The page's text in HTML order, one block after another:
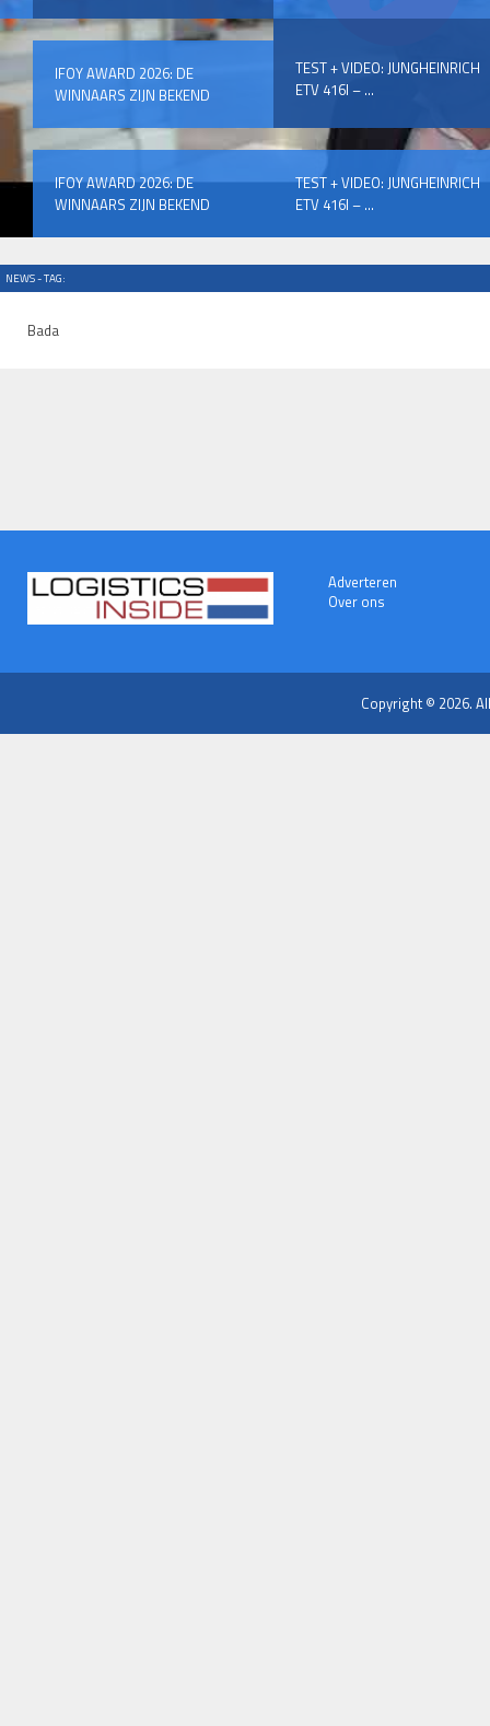
IFOY AWARD 2026: DE
WINNAARS ZIJN BEKEND
TEST + VIDEO: JUNGHEINRICH
ETV 416I – ...
IFOY AWARD 2026: DE
WINNAARS ZIJN BEKEND
TEST + VIDEO: JUNGHEINRICH
ETV 416I – ...
NEWS - TAG:
Bada
Adverteren
Over ons
Copyright © 2026.